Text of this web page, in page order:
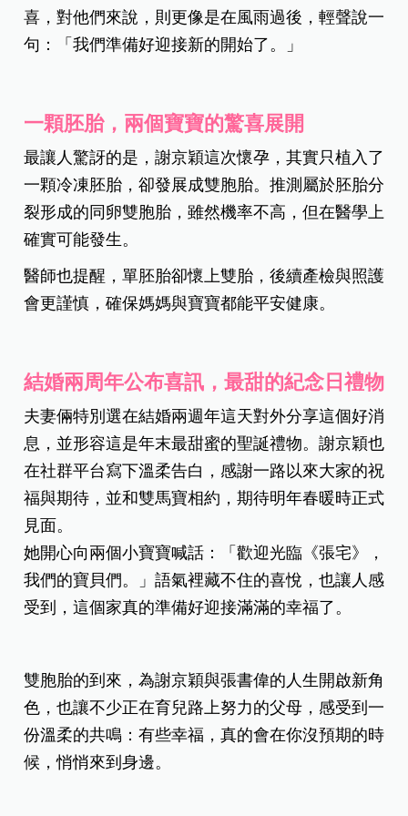
喜，對他們來說，則更像是在風雨過後，輕聲說一
句：「我們準備好迎接新的開始了。」
一顆胚胎，兩個寶寶的驚喜展開
最讓人驚訝的是，謝京穎這次懷孕，其實只植入了
一顆冷凍胚胎，卻發展成雙胞胎。推測屬於胚胎分
裂形成的同卵雙胞胎，雖然機率不高，但在醫學上
確實可能發生。
醫師也提醒，單胚胎卻懷上雙胎，後續產檢與照護
會更謹慎，確保媽媽與寶寶都能平安健康。
結婚兩周年公布喜訊，最甜的紀念日禮物
夫妻倆特別選在結婚兩週年這天對外分享這個好消
息，並形容這是年末最甜蜜的聖誕禮物。謝京穎也
在社群平台寫下溫柔告白，感謝一路以來大家的祝
福與期待，並和雙馬寶相約，期待明年春暖時正式
見面。
她開心向兩個小寶寶喊話：「歡迎光臨《張宅》，
我們的寶貝們。」語氣裡藏不住的喜悅，也讓人感
受到，這個家真的準備好迎接滿滿的幸福了。
雙胞胎的到來，為謝京穎與張書偉的人生開啟新角
色，也讓不少正在育兒路上努力的父母，感受到一
份溫柔的共鳴：有些幸福，真的會在你沒預期的時
候，悄悄來到身邊。